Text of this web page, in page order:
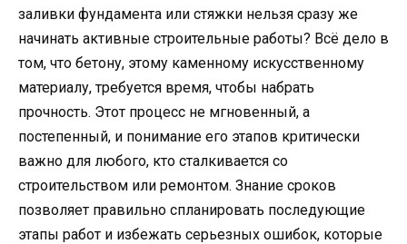
заливки фундамента или стяжки нельзя сразу же
начинать активные строительные работы? Всё дело в
том, что бетону, этому каменному искусственному
материалу, требуется время, чтобы набрать
прочность. Этот процесс не мгновенный, а
постепенный, и понимание его этапов критически
важно для любого, кто сталкивается со
строительством или ремонтом. Знание сроков
позволяет правильно спланировать последующие
этапы работ и избежать серьезных ошибок, которые